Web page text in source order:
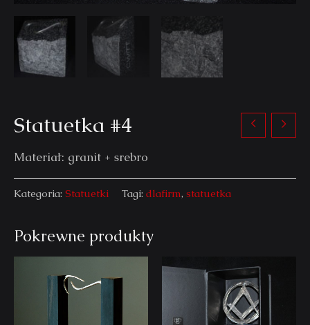
Statuetka #4
Materiał: granit + srebro
Kategoria: Statuetki Tagi: dlafirm, statuetka
Pokrewne produkty